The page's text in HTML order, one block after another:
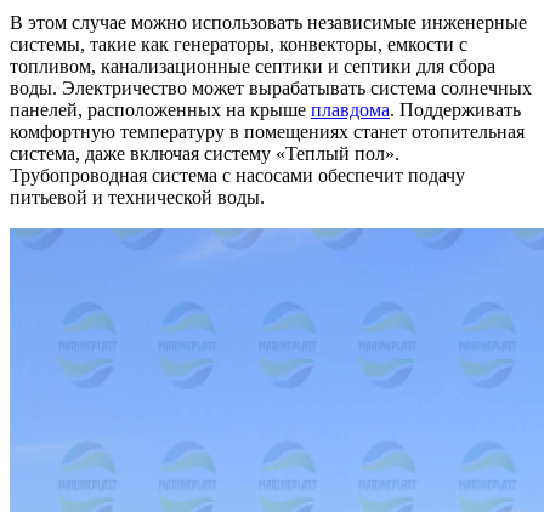
В этом случае можно использовать независимые инженерные
системы, такие как генераторы, конвекторы, емкости с
топливом, канализационные септики и септики для сбора
воды. Электричество может вырабатывать система солнечных
панелей, расположенных на крыше плавдома. Поддерживать
комфортную температуру в помещениях станет отопительная
система, даже включая систему «Теплый пол».
Трубопроводная система с насосами обеспечит подачу
питьевой и технической воды.